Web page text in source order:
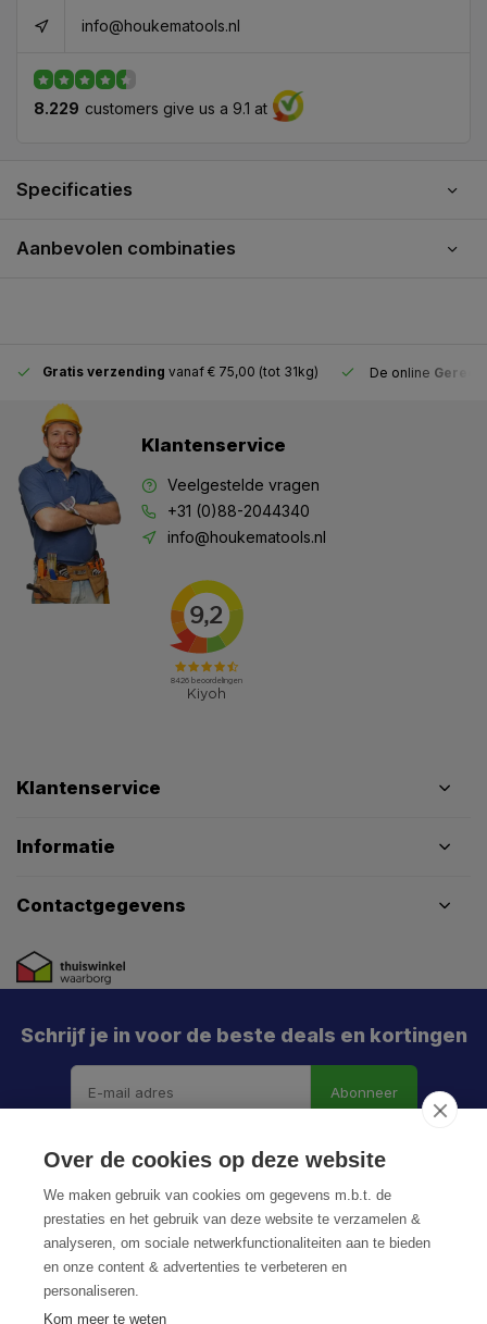
info@houkematools.nl
8.229 customers give us a 9.1 at
Specificaties
Aanbevolen combinaties
Gratis verzending vanaf € 75,00 (tot 31kg) De online
Klantenservice
Veelgestelde vragen
+31 (0)88-2044340
info@houkematools.nl
Klantenservice
Informatie
Contactgegevens
Schrijf je in voor de beste deals en kortingen
Abonneer
Privacy Policy
Over de cookies op deze website
We maken gebruik van cookies om gegevens m.b.t. de
prestaties en het gebruik van deze website te verzamelen &
analyseren, om sociale netwerkfunctionaliteiten aan te bieden
en onze content & advertenties te verbeteren en
personaliseren.
Kom meer te weten